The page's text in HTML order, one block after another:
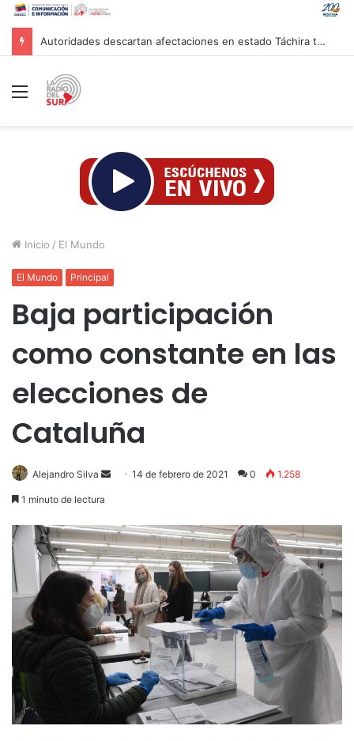
Autoridades descartan afectaciones en estado Táchira tras terremoto de 7,4 en Colombia
Menú
Inicio / El Mundo
El Mundo Principal
Baja participación
como constante en las
elecciones de
Cataluña
Alejandro Silva
Send14 de febrero de 2021 0 1.258
1 minuto de lectura